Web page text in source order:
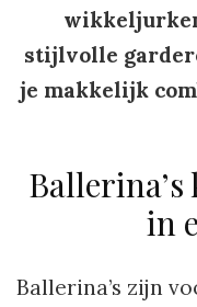
stijlvolle
je makkelijk
in
Ballerina’s zijn